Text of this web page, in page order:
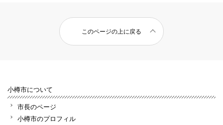
このページの上に戻る
小樽市について
市長のページ
小樽市のプロフィル